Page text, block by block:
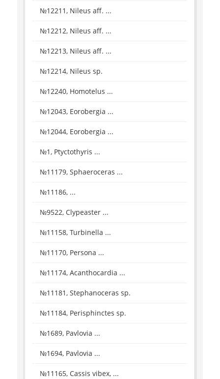
№12211, Nileus aff. ...
№12212, Nileus aff. ...
№12213, Nileus aff. ...
№12214, Nileus sp.
№12240, Homotelus ...
№12043, Eorobergia ...
№12044, Eorobergia ...
№1, Ptyctothyris ...
№11179, Sphaeroceras ...
№11186, ...
№9522, Clypeaster ...
№11158, Turbinella ...
№11170, Persona ...
№11174, Acanthocardia ...
№11181, Stephanoceras sp.
№11184, Perisphinctes sp.
№1689, Pavlovia ...
№1694, Pavlovia ...
№11165, Cassis vibex, ...